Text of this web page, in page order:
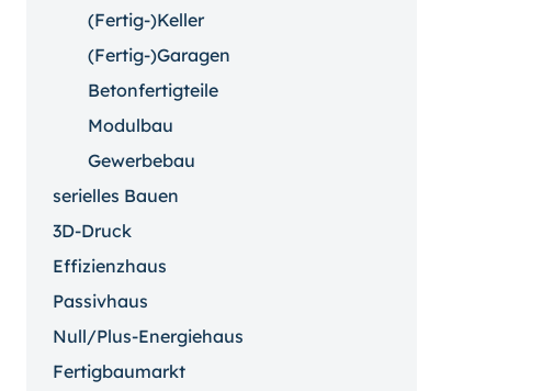
(Fertig-)Keller
(Fertig-)Garagen
Betonfertigteile
Modulbau
Gewerbebau
serielles Bauen
3D-Druck
Effizienzhaus
Passivhaus
Null/Plus-Energiehaus
Fertigbaumarkt